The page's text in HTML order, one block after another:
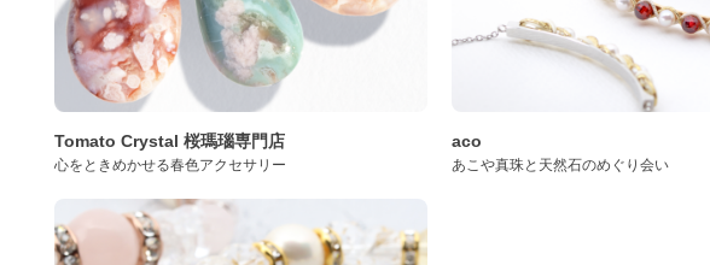
Tomato Crystal 桜瑪瑙専門店
心をときめかせる春色アクセサリー
aco
あこや真珠と天然石のめぐり会い